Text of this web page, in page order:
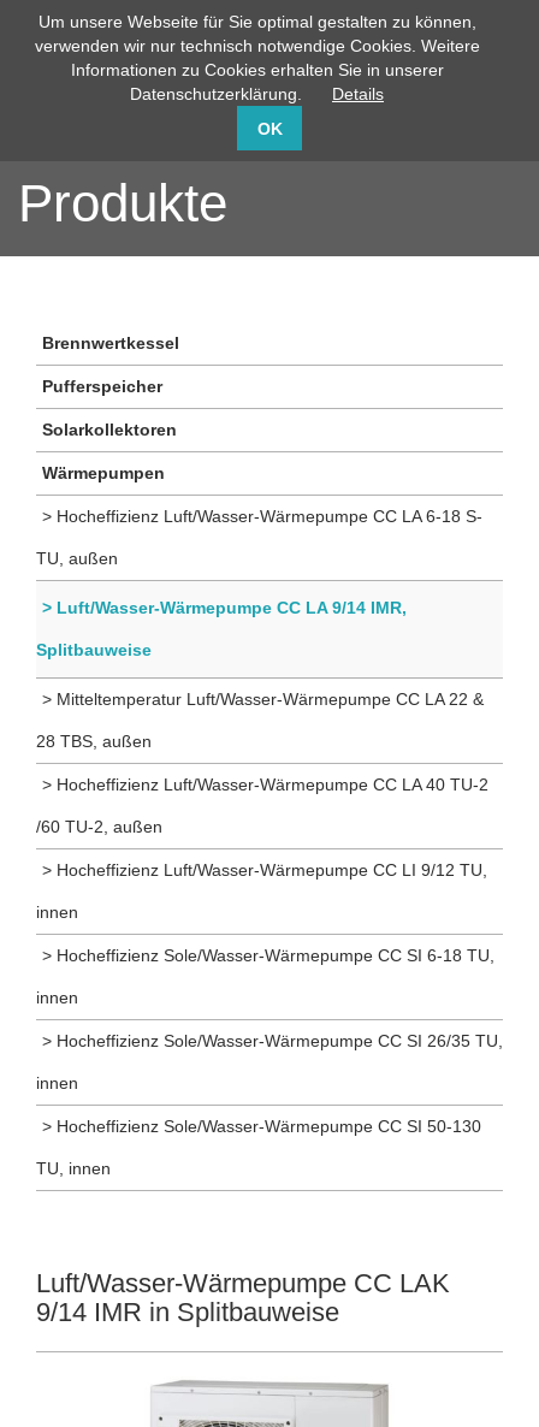
info@capito-gmbh.de 02735 / 760-0
Produkte
Brennwertkessel
Pufferspeicher
Solarkollektoren
Wärmepumpen
> Hocheffizienz Luft/Wasser-Wärmepumpe CC LA 6-18 S-
TU, außen
> Luft/Wasser-Wärmepumpe CC LA 9/14 IMR,
Splitbauweise
> Mitteltemperatur Luft/Wasser-Wärmepumpe CC LA 22 &
28 TBS, außen
> Hocheffizienz Luft/Wasser-Wärmepumpe CC LA 40 TU-2
/60 TU-2, außen
> Hocheffizienz Luft/Wasser-Wärmepumpe CC LI 9/12 TU,
innen
> Hocheffizienz Sole/Wasser-Wärmepumpe CC SI 6-18 TU,
innen
> Hocheffizienz Sole/Wasser-Wärmepumpe CC SI 26/35 TU,
innen
> Hocheffizienz Sole/Wasser-Wärmepumpe CC SI 50-130
TU, innen
Luft/Wasser-Wärmepumpe CC LAK
9/14 IMR in Splitbauweise
Um unsere Webseite für Sie optimal gestalten zu können,
verwenden wir nur technisch notwendige Cookies. Weitere
Informationen zu Cookies erhalten Sie in unserer
Datenschutzerklärung.
Details
OK